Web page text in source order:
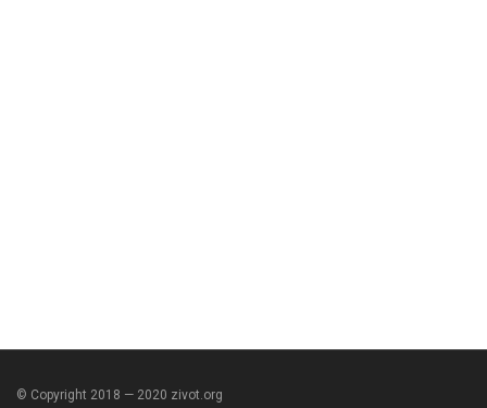
© Copyright 2018 — 2020 zivot.org